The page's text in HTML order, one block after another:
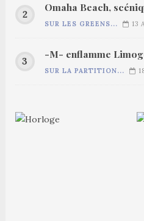
Omaha Beach,
SUR LES GREENS... 13
-M- enflamme
SUR LA PARTITION...